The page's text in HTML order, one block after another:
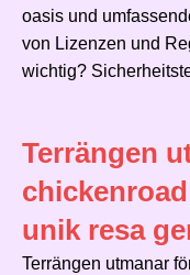
oasis und
von Lizenzen und
wichtig?
Terrängen
unik resa
Terrängen utmanar